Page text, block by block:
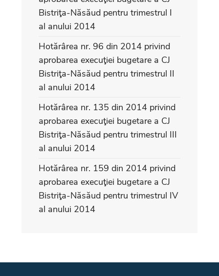
Bistriţa-Năsăud pentru trimestrul I
al anului 2014
Hotărârea nr. 96 din 2014 privind
aprobarea execuţiei bugetare a CJ
Bistriţa-Năsăud pentru trimestrul II
al anului 2014
Hotărârea nr. 135 din 2014 privind
aprobarea execuţiei bugetare a CJ
Bistriţa-Năsăud pentru trimestrul III
al anului 2014
Hotărârea nr. 159 din 2014 privind
aprobarea execuţiei bugetare a CJ
Bistriţa-Năsăud pentru trimestrul IV
al anului 2014